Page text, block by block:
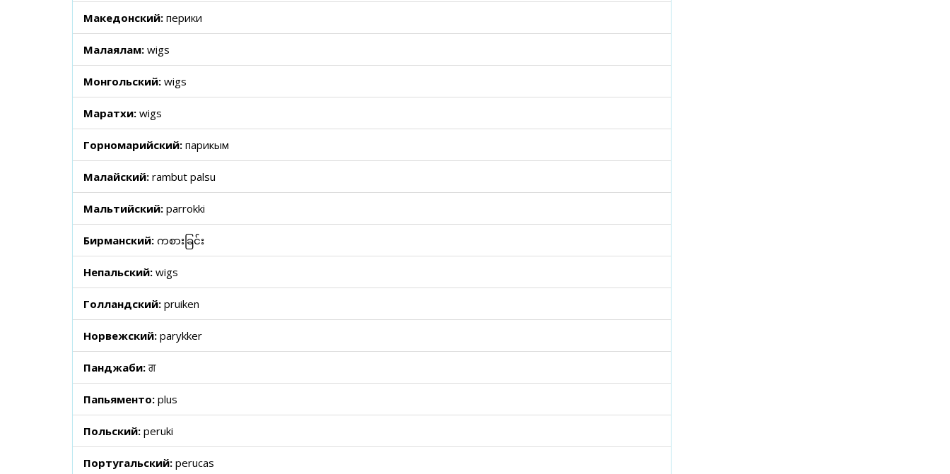
Македонский: перики
Малаялам: wigs
Монгольский: wigs
Маратхи: wigs
Горномарийский: парикым
Малайский: rambut palsu
Мальтийский: parrokki
Бирманский: ကစားခြင်း
Непальский: wigs
Голландский: pruiken
Норвежский: parykker
Панджаби: ਗ
Папьяменто: plus
Польский: peruki
Португальский: perucas